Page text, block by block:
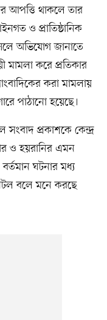
আপত্তি থাকলে তার
ও প্রাতিষ্ঠানিক
অভিযোগ জানাতে
করে প্রতিকার
করা মামলায়
পাঠানো হয়েছে।
প্রকাশকে কেন্দ্র
ও হয়রানির এমন
ঘটনার মধ্য
বলে মনে করছে